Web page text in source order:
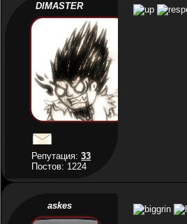
DIMASTER
Репутация:33
Постов: 1224
askes